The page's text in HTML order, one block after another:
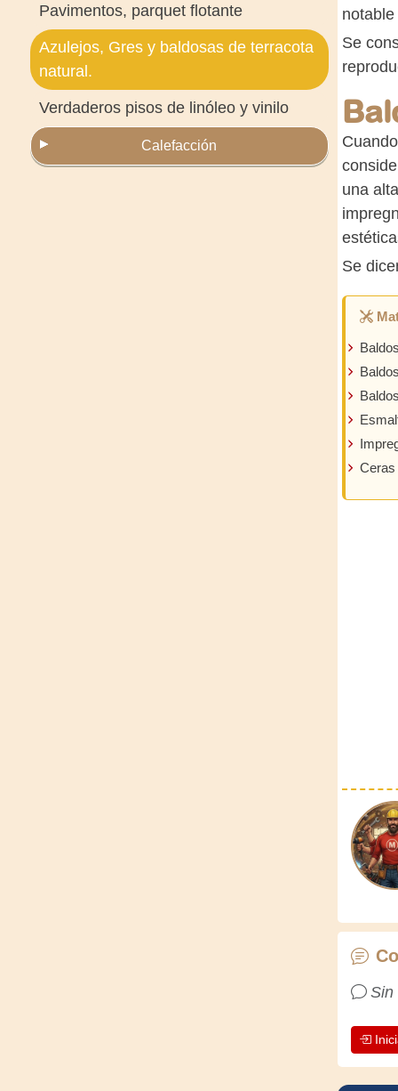
Pavimentos, parquet flotante
Azulejos, Gres y baldosas de terracota
natural.
Verdaderos pisos de linóleo y vinilo
Calefacción
Se
una
Se
Ceras
Sin